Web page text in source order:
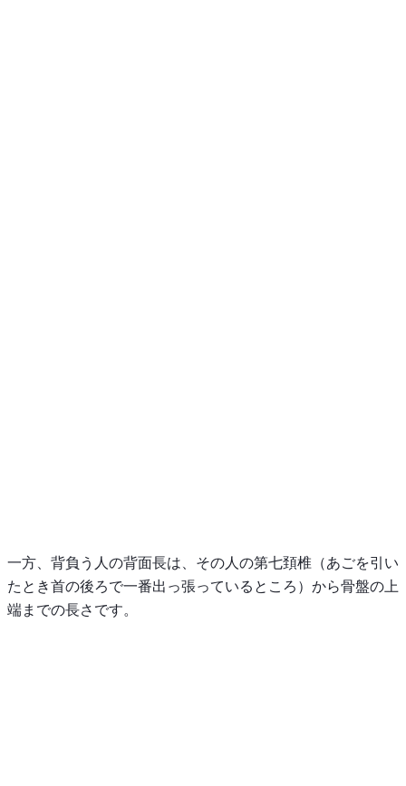
一方、背負う人の背面長は、その人の第七頚椎（あごを引い
たとき首の後ろで一番出っ張っているところ）から骨盤の上
端までの長さです。